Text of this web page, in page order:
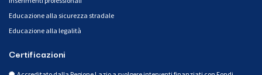
Educazione alla sicurezza stradale
Educazione alla legalità
Certificazioni